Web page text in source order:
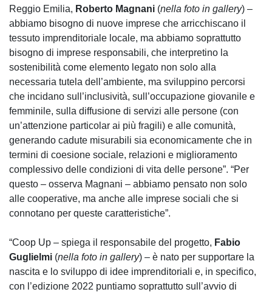
Reggio Emilia, Roberto Magnani (nella foto in gallery) –
abbiamo bisogno di nuove imprese che arricchiscano il
tessuto imprenditoriale locale, ma abbiamo soprattutto
bisogno di imprese responsabili, che interpretino la
sostenibilità come elemento legato non solo alla
necessaria tutela dell’ambiente, ma sviluppino percorsi
che incidano sull’inclusività, sull’occupazione giovanile e
femminile, sulla diffusione di servizi alle persone (con
un’attenzione particolar ai più fragili) e alle comunità,
generando cadute misurabili sia economicamente che in
termini di coesione sociale, relazioni e miglioramento
complessivo delle condizioni di vita delle persone”. “Per
questo – osserva Magnani – abbiamo pensato non solo
alle cooperative, ma anche alle imprese sociali che si
connotano per queste caratteristiche”.
“Coop Up – spiega il responsabile del progetto, Fabio
Guglielmi (nella foto in gallery) – è nato per supportare la
nascita e lo sviluppo di idee imprenditoriali e, in specifico,
con l’edizione 2022 puntiamo soprattutto sull’avvio di